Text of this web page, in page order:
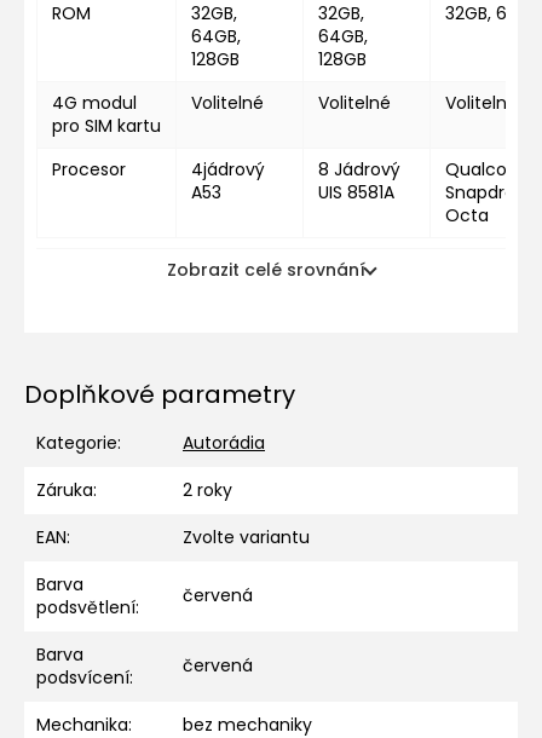
ROM
32GB,
64GB,
128GB
32GB,
64GB,
128GB
32GB,
4G modul
pro SIM kartu
Volitelné Volitelné Volitelné
Procesor
4jádrový
A53
8 Jádrový
UIS 8581A
Octa
Zobrazit celé srovnání
Doplňkové parametry
Kategorie:
Autorádia
Záruka:
2 roky
EAN:
Zvolte variantu
Barva
podsvětlení: červená
Barva
podsvícení: červená
Mechanika:
bez mechaniky